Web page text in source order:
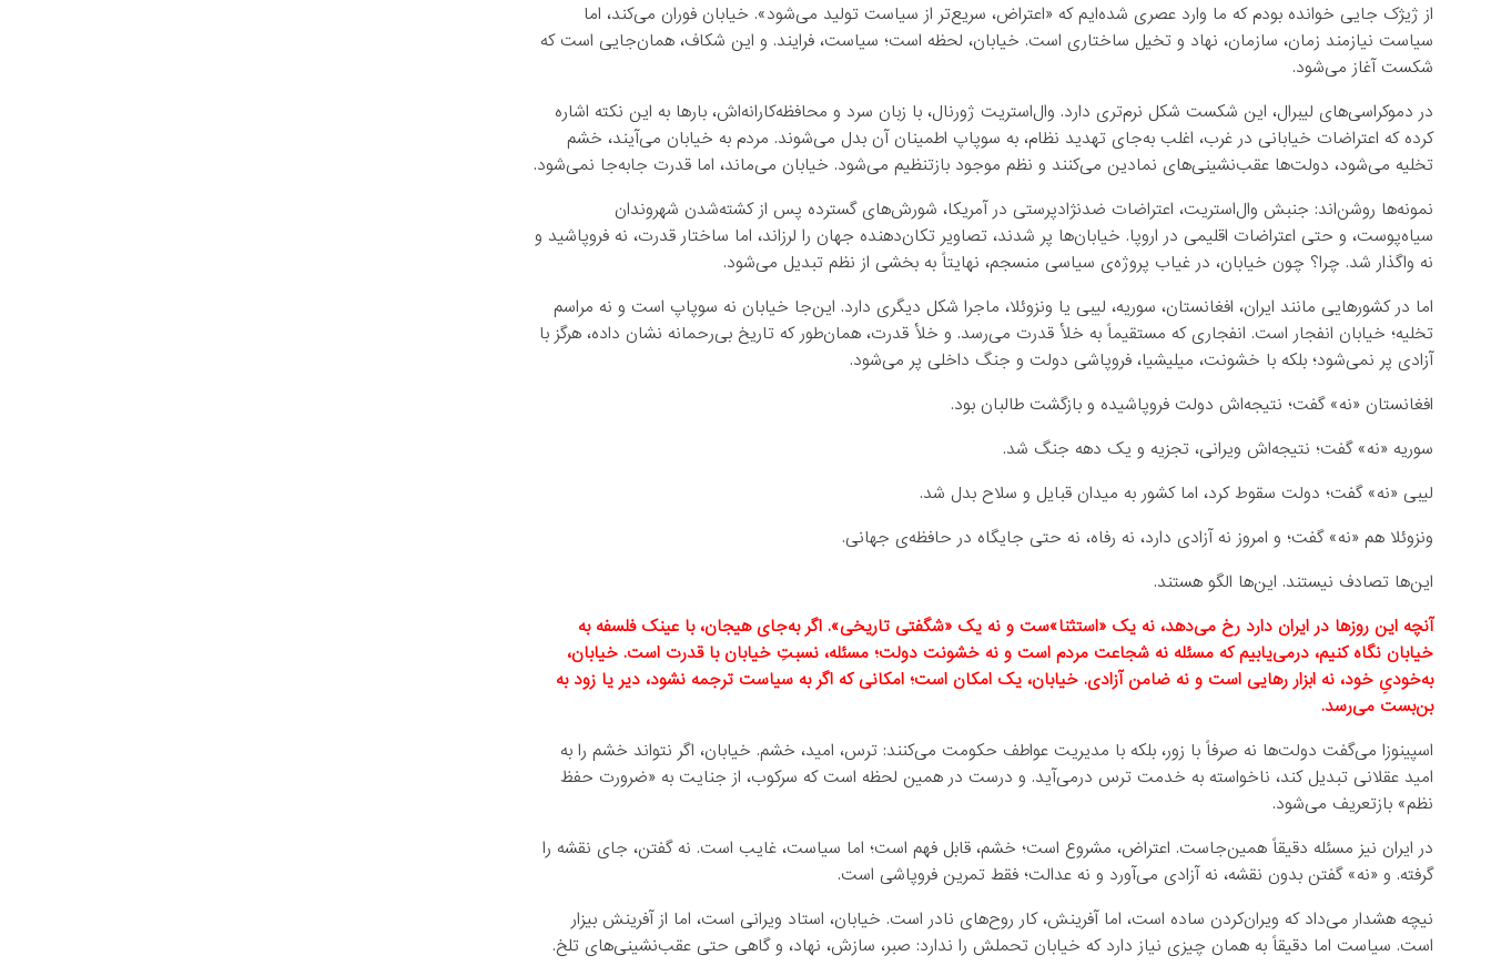
از ژیژک جایی خوانده بودم که ما وارد عصری شده‌ایم که «اعتراض، سریع‌تر از سیاست تولید می‌شود». خیابان فوران می‌کند، اما
سیاست نیازمند زمان، سازمان، نهاد و تخیل ساختاری است. خیابان، لحظه است؛ سیاست، فرایند. و این شکاف، همان‌جایی است که
شکست آغاز می‌شود.
در دموکراسی‌های لیبرال، این شکست شکل نرم‌تری دارد. وال‌استریت ژورنال، با زبان سرد و محافظه‌کارانه‌اش، بارها به این نکته اشاره
کرده که اعتراضات خیابانی در غرب، اغلب به‌جای تهدید نظام، به سوپاپ اطمینان آن بدل می‌شوند. مردم به خیابان می‌آیند، خشم
تخلیه می‌شود، دولت‌ها عقب‌نشینی‌های نمادین می‌کنند و نظم موجود بازتنظیم می‌شود. خیابان می‌ماند، اما قدرت جابه‌جا نمی‌شود.
نمونه‌ها روشن‌اند: جنبش وال‌استریت، اعتراضات ضدنژادپرستی در آمریکا، شورش‌های گسترده پس از کشته‌شدن شهروندان
سیاه‌پوست، و حتی اعتراضات اقلیمی در اروپا. خیابان‌ها پر شدند، تصاویر تکان‌دهنده جهان را لرزاند، اما ساختار قدرت، نه فروپاشید و
نه واگذار شد. چرا؟ چون خیابان، در غیاب پروژه‌ی سیاسی منسجم، نهایتاً به بخشی از نظم تبدیل می‌شود.
اما در کشورهایی مانند ایران، افغانستان، سوریه، لیبی یا ونزوئلا، ماجرا شکل دیگری دارد. این‌جا خیابان نه سوپاپ است و نه مراسم
تخلیه؛ خیابان انفجار است. انفجاری که مستقیماً به خلأ قدرت می‌رسد. و خلأ قدرت، همان‌طور که تاریخ بی‌رحمانه نشان داده، هرگز با
آزادی پر نمی‌شود؛ بلکه با خشونت، میلیشیا، فروپاشی دولت و جنگ داخلی پر می‌شود.
افغانستان «نه» گفت؛ نتیجه‌اش دولت فروپاشیده و بازگشت طالبان بود.
سوریه «نه» گفت؛ نتیجه‌اش ویرانی، تجزیه و یک دهه جنگ شد.
لیبی «نه» گفت؛ دولت سقوط کرد، اما کشور به میدان قبایل و سلاح بدل شد.
ونزوئلا هم «نه» گفت؛ و امروز نه آزادی دارد، نه رفاه، نه حتی جایگاه در حافظه‌ی جهانی.
این‌ها تصادف نیستند. این‌ها الگو هستند.
آنچه این روزها در ایران دارد رخ می‌دهد، نه یک «استثنا»ست و نه یک «شگفتی تاریخی». اگر به‌جای هیجان، با عینک فلسفه به
خیابان نگاه کنیم، درمی‌یابیم که مسئله نه شجاعت مردم است و نه خشونت دولت؛ مسئله، نسبتِ خیابان با قدرت است. خیابان،
به‌خودیِ خود، نه ابزار رهایی است و نه ضامن آزادی. خیابان، یک امکان است؛ امکانی که اگر به سیاست ترجمه نشود، دیر یا زود به
بن‌بست می‌رسد.
اسپینوزا می‌گفت دولت‌ها نه صرفاً با زور، بلکه با مدیریت عواطف حکومت می‌کنند: ترس، امید، خشم. خیابان، اگر نتواند خشم را به
امید عقلانی تبدیل کند، ناخواسته به خدمت ترس درمی‌آید. و درست در همین لحظه است که سرکوب، از جنایت به «ضرورت حفظ
نظم» بازتعریف می‌شود.
در ایران نیز مسئله دقیقاً همین‌جاست. اعتراض، مشروع است؛ خشم، قابل فهم است؛ اما سیاست، غایب است. نه گفتن، جای نقشه را
گرفته. و «نه» گفتن بدون نقشه، نه آزادی می‌آورد و نه عدالت؛ فقط تمرین فروپاشی است.
نیچه هشدار می‌داد که ویران‌کردن ساده است، اما آفرینش، کار روح‌های نادر است. خیابان، استاد ویرانی است، اما از آفرینش بیزار
است. سیاست اما دقیقاً به همان چیزی نیاز دارد که خیابان تحملش را ندارد: صبر، سازش، نهاد، و گاهی حتی عقب‌نشینی‌های تلخ.